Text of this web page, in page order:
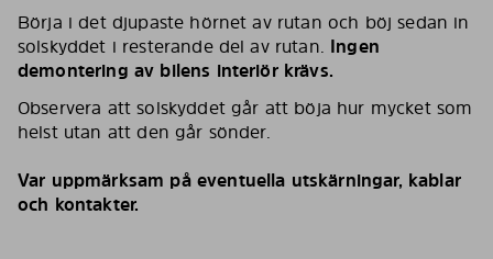
Börja i det djupaste hörnet av rutan och böj sedan in
solskyddet i resterande del av rutan. Ingen
demontering av bilens interiör krävs.
Observera att solskyddet går att böja hur mycket som
helst utan att den går sönder.
Var uppmärksam på eventuella utskärningar, kablar
och kontakter.